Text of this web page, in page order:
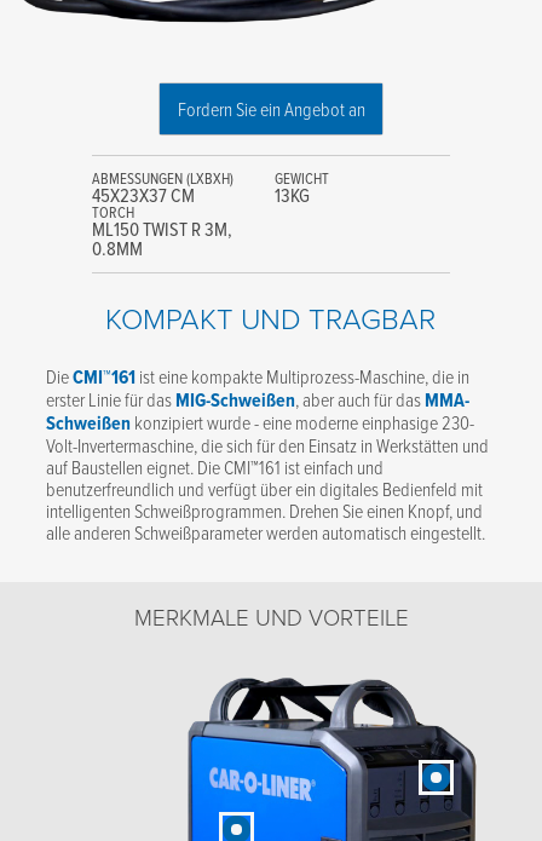
Fordern Sie ein Angebot an
ABMESSUNGEN (LXBXH)
45X23X37 CM
GEWICHT
13KG
TORCH
ML150 TWIST R 3M,
0.8MM
KOMPAKT UND TRAGBAR
DieCMI™161ist eine kompakte Multiprozess-Maschine, die in
erster Linie für dasMIG-Schweißen, aber auch für dasMMA-
Schweißenkonzipiert wurde - eine moderne einphasige 230-
Volt-Invertermaschine, die sich für den Einsatz in Werkstätten und
auf Baustellen eignet. Die CMI™161 ist einfach und
benutzerfreundlich und verfügt über ein digitales Bedienfeld mit
intelligenten Schweißprogrammen. Drehen Sie einen Knopf, und
alle anderen Schweißparameter werden automatisch eingestellt.
MERKMALE UND VORTEILE